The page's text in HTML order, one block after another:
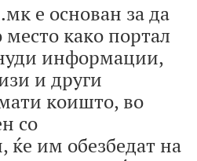
е основан за да
место како портал
информации,
и други
коишто, во
со
им обезбедат на